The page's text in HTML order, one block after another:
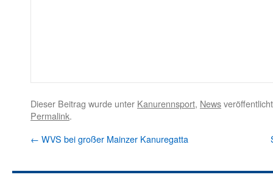
Dieser Beitrag wurde unter Kanurennsport, News
Permalink.
← WVS bei großer Mainzer Kanuregatta